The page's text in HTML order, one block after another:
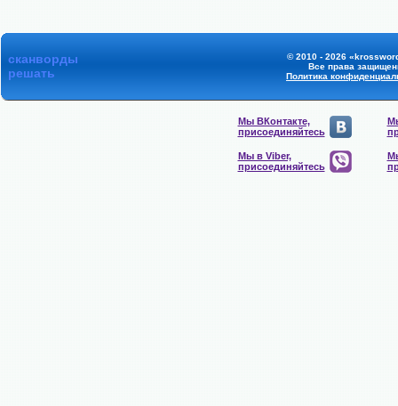
сканворды
решать
© 2010 - 2026
Все права
Политика
Мы ВКонтакте,
присоединяйтесь
Мы в Viber,
присоединяйтесь